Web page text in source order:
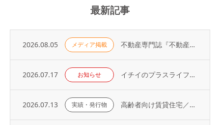
最新記事
2026.08.05 メディア掲載 不動産専門誌『不動産コンサルティングプラス』に弊社代表・荻野の寄稿記事が掲載されました
2026.07.17 お知らせ イチイのプラスライフサービス「 オーナーアプリ」導入のお知らせ
2026.07.13 実績・発行物 高齢者向け賃貸住宅／取り扱い戸数（2026年）